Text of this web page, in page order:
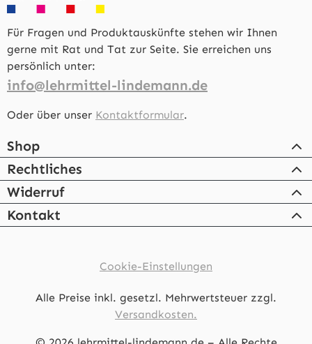
Für Fragen und Produktauskünfte stehen wir Ihnen
gerne mit Rat und Tat zur Seite. Sie erreichen uns
persönlich unter:
info@lehrmittel-lindemann.de
Oder über unser Kontaktformular.
Shop
Rechtliches
Widerruf
Kontakt
Cookie-Einstellungen
Alle Preise inkl. gesetzl. Mehrwertsteuer zzgl.
Versandkosten.